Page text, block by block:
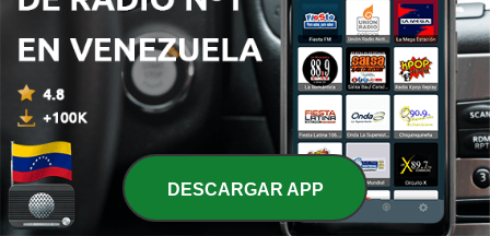
Wonder 80's
DESCARGAR APP